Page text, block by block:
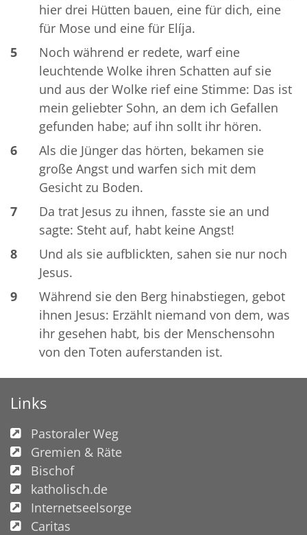
hier drei Hütten bauen, eine für dich, eine
für Mose und eine für Elíja.
5
Noch während er redete, warf eine
leuchtende Wolke ihren Schatten auf sie
und aus der Wolke rief eine Stimme: Das ist
mein geliebter Sohn, an dem ich Gefallen
gefunden habe; auf ihn sollt ihr hören.
6
Als die Jünger das hörten, bekamen sie
große Angst und warfen sich mit dem
Gesicht zu Boden.
7
Da trat Jesus zu ihnen, fasste sie an und
sagte: Steht auf, habt keine Angst!
8
Und als sie aufblickten, sahen sie nur noch
Jesus.
9
Während sie den Berg hinabstiegen, gebot
ihnen Jesus: Erzählt niemand von dem, was
ihr gesehen habt, bis der Menschensohn
von den Toten auferstanden ist.
Links
Pastoraler Weg
Gremien & Räte
Bischof
katholisch.de
Internetseelsorge
Caritas